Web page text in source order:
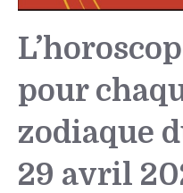
pour
zodiaque
29 avril